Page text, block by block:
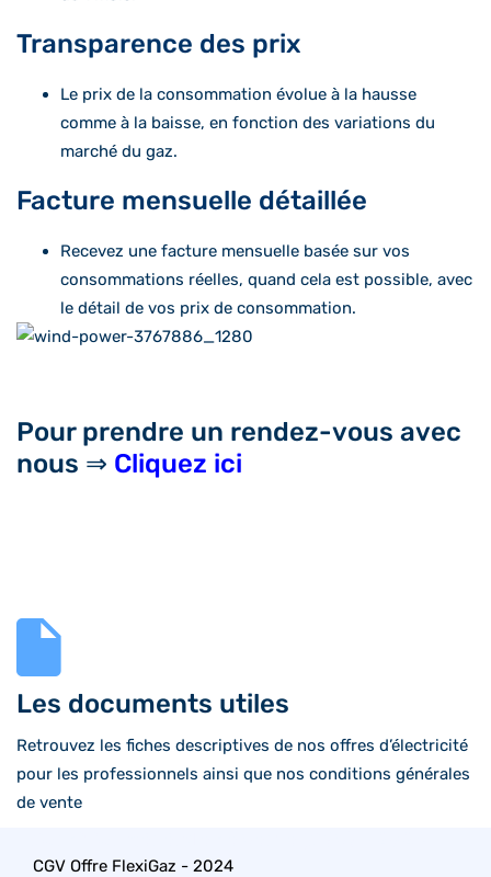
Transparence des prix
Le prix de la consommation évolue à la hausse
comme à la baisse, en fonction des variations du
marché du gaz.
Facture mensuelle détaillée
Recevez une facture mensuelle basée sur vos
consommations réelles, quand cela est possible, avec
le détail de vos prix de consommation.
Pour prendre un rendez-vous avec
nous ⇒ Cliquez ici
Les documents utiles
Retrouvez les fiches descriptives de nos offres d’électricité
pour les professionnels ainsi que nos conditions générales
de vente
CGV Offre FlexiGaz - 2024